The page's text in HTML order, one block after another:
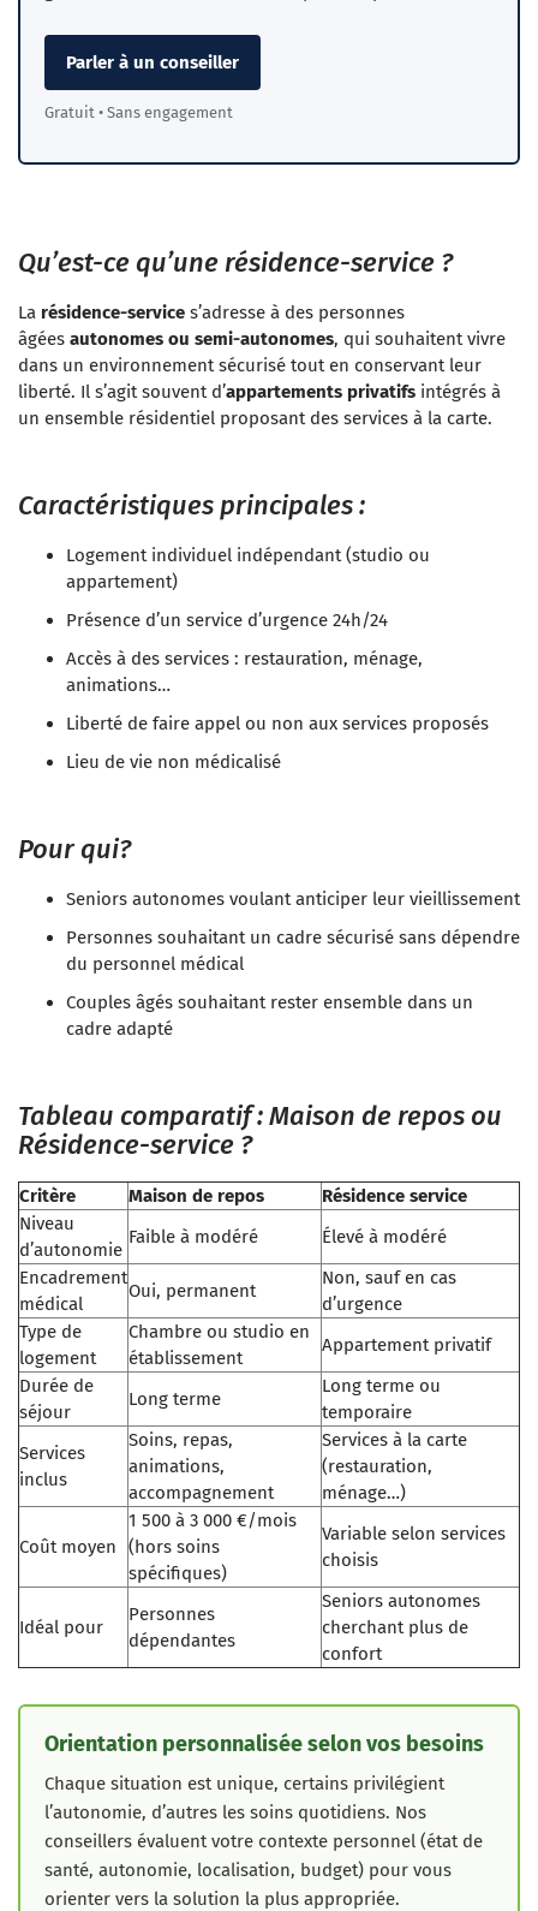
Parler à un conseiller
Gratuit • Sans engagement
Qu’est-ce qu’une résidence-service ?
La résidence-service s’adresse à des personnes
âgées autonomes ou semi-autonomes, qui souhaitent vivre
dans un environnement sécurisé tout en conservant leur
liberté. Il s’agit souvent d’appartements privatifs intégrés à
un ensemble résidentiel proposant des services à la carte.
Caractéristiques principales :
Logement individuel indépendant (studio ou
appartement)
Présence d’un service d’urgence 24h/24
Accès à des services : restauration, ménage,
animations…
Liberté de faire appel ou non aux services proposés
Lieu de vie non médicalisé
Pour qui?
Seniors autonomes voulant anticiper leur vieillissement
Personnes souhaitant un cadre sécurisé sans dépendre
du personnel médical
Couples âgés souhaitant rester ensemble dans un
cadre adapté
Tableau comparatif : Maison de repos ou
Résidence-service ?
Critère Maison de repos
Résidence service
Niveau
d’autonomie
Faible à modéré
Élevé à modéré
Encadrement
médical
Oui, permanent
Non, sauf en cas
d’urgence
Type de
logement
Chambre ou studio en
établissement
Appartement privatif
Durée de
séjour
Long terme
Long terme ou
temporaire
Services
inclus
Soins, repas,
animations,
accompagnement
Services à la carte
(restauration,
ménage…)
Coût moyen
1 500 à 3 000 €/mois
(hors soins
spécifiques)
Variable selon services
choisis
Idéal pour
Personnes
dépendantes
Seniors autonomes
cherchant plus de
confort
Orientation personnalisée selon vos besoins
Chaque situation est unique, certains privilégient
l’autonomie, d’autres les soins quotidiens. Nos
conseillers évaluent votre contexte personnel (état de
santé, autonomie, localisation, budget) pour vous
orienter vers la solution la plus appropriée.